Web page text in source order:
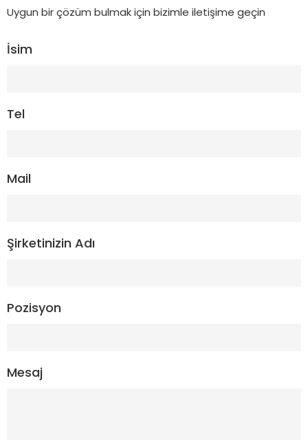
Uygun bir çözüm bulmak için bizimle iletişime geçin
İsim
Tel
Mail
Şirketinizin Adı
Pozisyon
Mesaj